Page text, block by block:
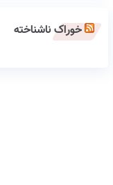
خوراک ناشناخته